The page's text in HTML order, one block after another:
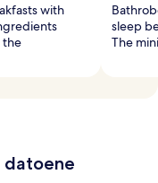
with
the
sleep
The
datoene